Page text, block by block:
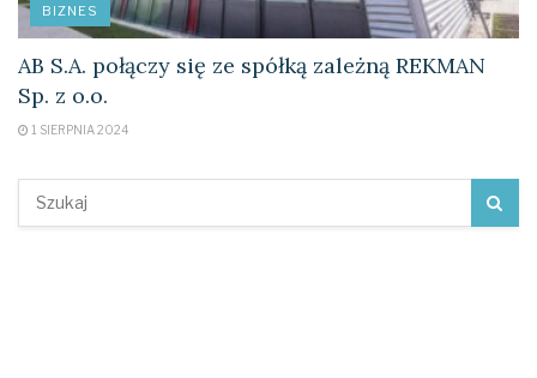
BIZNES
AB S.A. połączy się ze spółką zależną REKMAN
Sp. z o.o.
1 SIERPNIA 2024